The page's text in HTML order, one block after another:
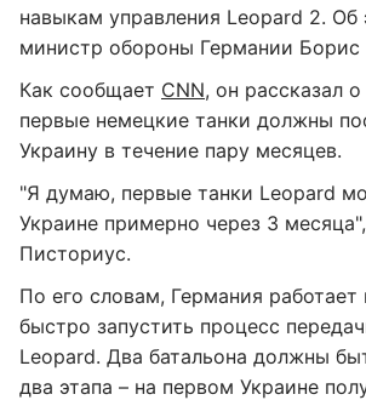
навыкам управления Leopard 2. Об
министр обороны Германии Борис
Как сообщает CNN, он рассказал
первые немецкие танки должны
Украину в течение пару месяцев.
"Я думаю, первые танки Leopard
Украине примерно через 3
Писториус.
По его словам, Германия
быстро запустить процесс
Leopard. Два батальона должны
два этапа – на первом Украине